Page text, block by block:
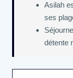
Asilah
ses
détente